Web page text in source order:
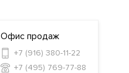
Офис продаж
+7 (916) 380-11-22
+7 (495) 769-77-88